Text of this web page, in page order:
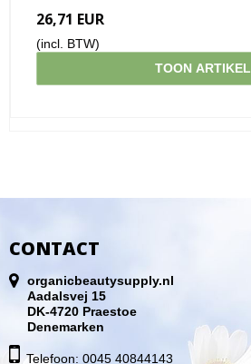
26,71 EUR
(incl. BTW)
TOON ARTIKEL
CONTACT
organicbeautysupply.nl
Aadalsvej 15
DK-4720 Praestoe
Denemarken
Telefoon: 0045 40844143